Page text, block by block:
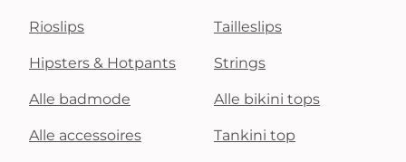
Rioslips Tailleslips
Hipsters & Hotpants Strings
Alle badmode Alle bikini tops
Alle accessoires Tankini top